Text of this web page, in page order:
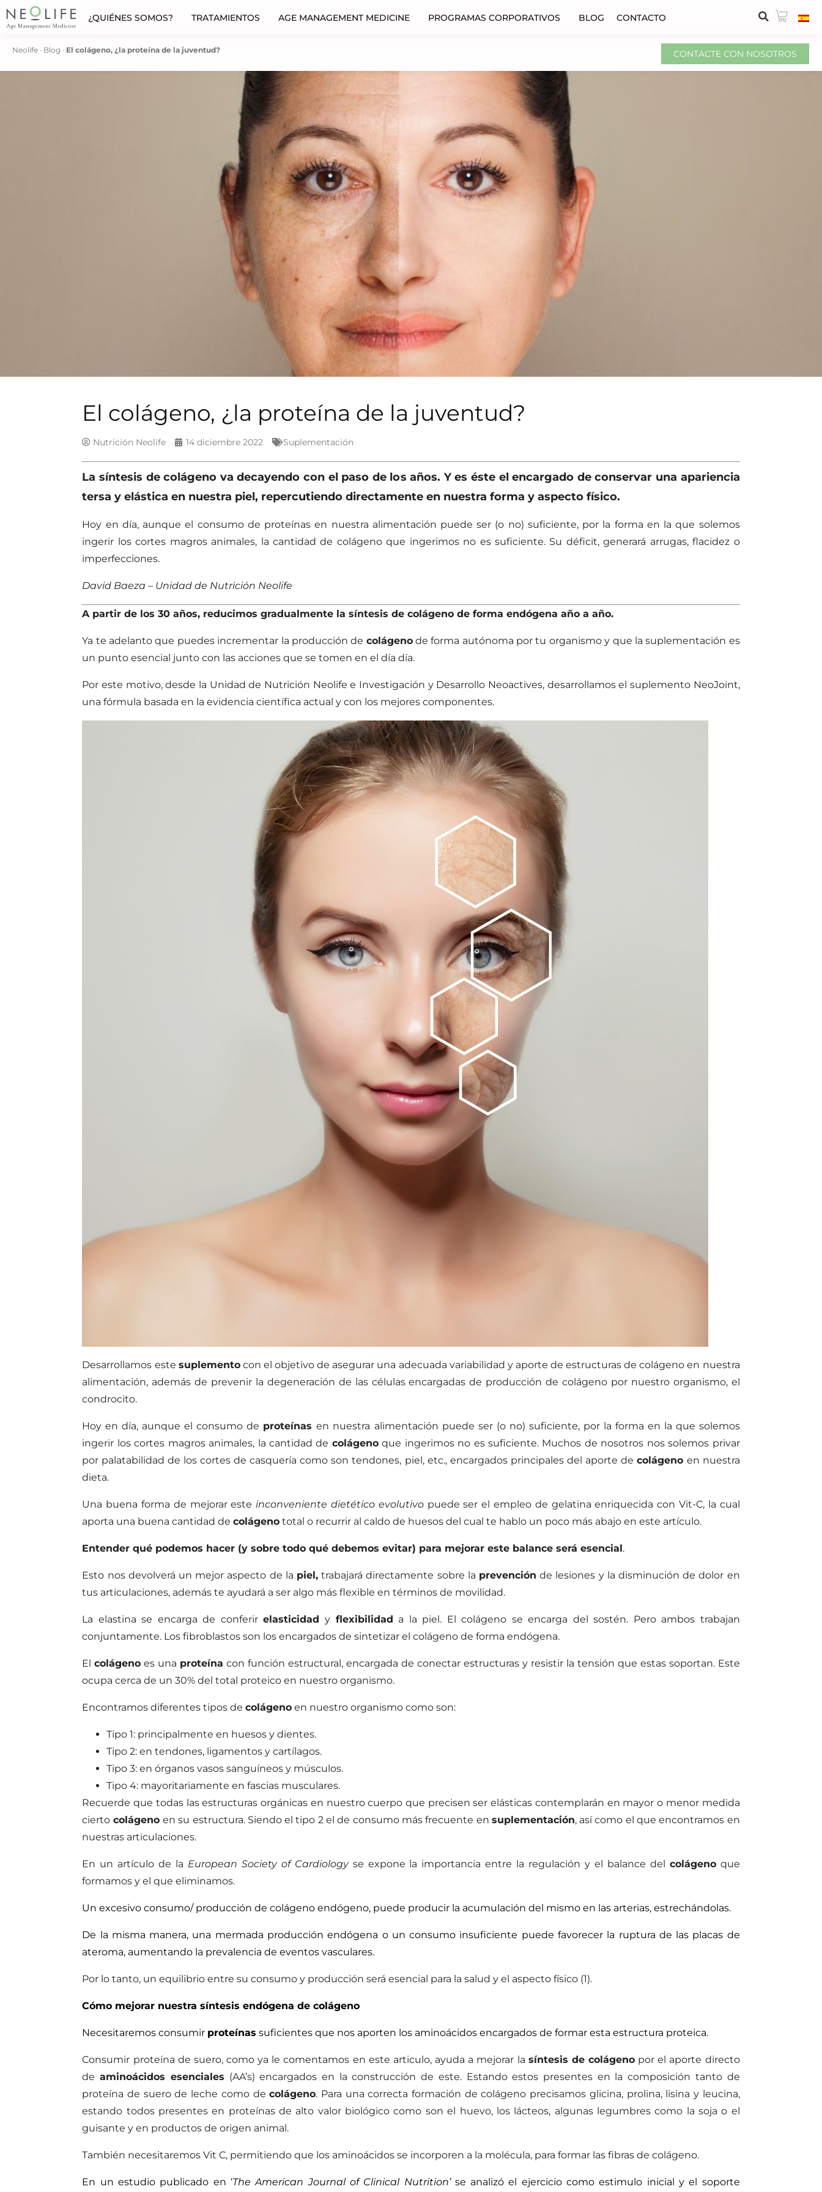
¿QUIÉNES SOMOS? TRATAMIENTOS AGE MANAGEMENT MEDICINE PROGRAMAS CORPORATIVOS BLOG CONTACTO
Neolife · Blog · El colágeno, ¿la proteína de la juventud? CONTACTE CON NOSOTROS
El colágeno, ¿la proteína de la juventud?
Nutrición Neolife 14 diciembre 2022 Suplementación
La síntesis de colágeno va decayendo con el paso de los años. Y es éste el encargado de conservar una apariencia
tersa y elástica en nuestra piel, repercutiendo directamente en nuestra forma y aspecto físico.
Hoy en día, aunque el consumo de proteínas en nuestra alimentación puede ser (o no) suficiente, por la forma en la que solemos
ingerir los cortes magros animales, la cantidad de colágeno que ingerimos no es suficiente. Su déficit, generará arrugas, flacidez o
imperfecciones.
David Baeza – Unidad de Nutrición Neolife
A partir de los 30 años, reducimos gradualmente la síntesis de colágeno de forma endógena año a año.
Ya te adelanto que puedes incrementar la producción de colágenode forma autónoma por tu organismo y que la suplementación es
un punto esencial junto con las acciones que se tomen en el día día.
Por este motivo, desde la Unidad de Nutrición Neolife e Investigación y Desarrollo Neoactives, desarrollamos el suplemento NeoJoint,
una fórmula basada en la evidencia científica actual y con los mejores componentes.
Desarrollamos este suplementocon el objetivo de asegurar una adecuada variabilidad y aporte de estructuras de colágeno en nuestra
alimentación, además de prevenir la degeneración de las células encargadas de producción de colágeno por nuestro organismo, el
condrocito.
Hoy en día, aunque el consumo de proteínasen nuestra alimentación puede ser (o no) suficiente, por la forma en la que solemos
ingerir los cortes magros animales, la cantidad de colágenoque ingerimos no es suficiente. Muchos de nosotros nos solemos privar
por palatabilidad de los cortes de casquería como son tendones, piel, etc., encargados principales del aporte de colágeno en nuestra
dieta.
Una buena forma de mejorar este inconveniente dietético evolutivopuede ser el empleo de gelatina enriquecida con Vit-C, la cual
aporta una buena cantidad decolágeno total o recurrir al caldo de huesos del cual te hablo un poco más abajo en este artículo.
Entender qué podemos hacer (y sobre todo qué debemos evitar) para mejorar este balance será esencial.
Esto nos devolverá un mejor aspecto de la piel, trabajará directamente sobre la prevención de lesiones y la disminución de dolor en
tus articulaciones, además te ayudará a ser algo más flexible en términos de movilidad.
La elastina se encarga de conferirelasticidad y flexibilidad a la piel. El colágeno se encarga del sostén. Pero ambos trabajan
conjuntamente. Los fibroblastos son los encargados de sintetizar el colágeno de forma endógena.
Elcolágeno es una proteína con función estructural, encargada de conectar estructuras y resistir la tensión que estas soportan. Este
ocupa cerca de un 30% del total proteico en nuestro organismo.
Encontramos diferentes tipos decolágeno en nuestro organismo como son:
Tipo 1: principalmente en huesos y dientes.
Tipo 2: en tendones, ligamentos y cartílagos.
Tipo 3: en órganos vasos sanguíneos y músculos.
Tipo 4: mayoritariamente en fascias musculares.
Recuerde que todas las estructuras orgánicas en nuestro cuerpo que precisen ser elásticas contemplarán en mayor o menor medida
cierto colágeno en su estructura. Siendo el tipo 2 el de consumo más frecuente en suplementación, así como el que encontramos en
nuestras articulaciones.
En un artículo de la European Society of Cardiologyse expone la importancia entre la regulación y el balance del colágenoque
formamos y el que eliminamos.
Un excesivo consumo/ producción de colágeno endógeno, puede producir la acumulación del mismo en las arterias, estrechándolas.
De la misma manera, una mermada producción endógena o un consumo insuficiente puede favorecer la ruptura de las placas de
ateroma, aumentando la prevalencia de eventos vasculares.
Por lo tanto, un equilibrio entre su consumo y producción será esencial para la salud y el aspecto físico (1).
Cómo mejorar nuestra síntesis endógena de colágeno
Necesitaremos consumir proteínas suficientes que nos aporten los aminoácidos encargados de formar esta estructura proteica.
Consumir proteína de suero, como ya le comentamos en este articulo, ayuda a mejorar la síntesis de colágeno por el aporte directo
deaminoácidos esenciales (AA’s) encargados en la construcción de este. Estando estos presentes en la composición tanto de
proteína de suero de leche como decolágeno. Para una correcta formación de colágeno precisamos glicina, prolina, lisina y leucina,
estando todos presentes en proteínas de alto valor biológico como son el huevo, los lácteos, algunas legumbres como la soja o el
guisante y en productos de origen animal.
También necesitaremos Vit C, permitiendo que los aminoácidos se incorporen a la molécula, para formar las fibras de colágeno.
En un estudio publicado en ‘The American Journal of Clinical Nutrition’se analizó el ejercicio como estimulo inicial y el soporte